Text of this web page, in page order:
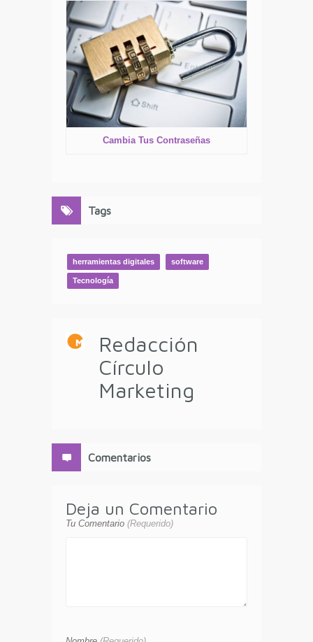
Cambia Tus Contraseñas
Tags
herramientas digitales software
Tecnología
Redacción
Círculo
Marketing
Comentarios
Deja un Comentario
Tu Comentario (Requerido)